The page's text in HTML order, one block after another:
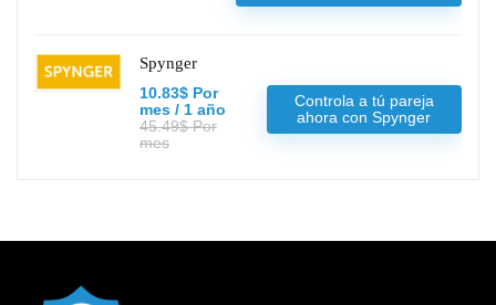
Spynger
10.83$ Por
mes / 1 año
45.49$ Por
mes
Controla a tú pareja
ahora con Spynger